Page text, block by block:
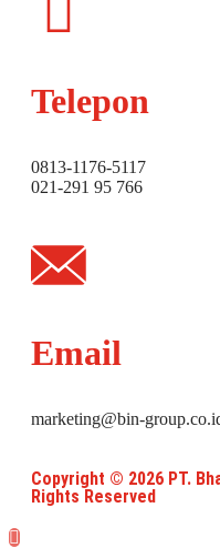
Telepon
0813-1176-5117
021-291 95 766
Email
marketing@bin-
Copyright © 2026 PT.
Rights Reserved